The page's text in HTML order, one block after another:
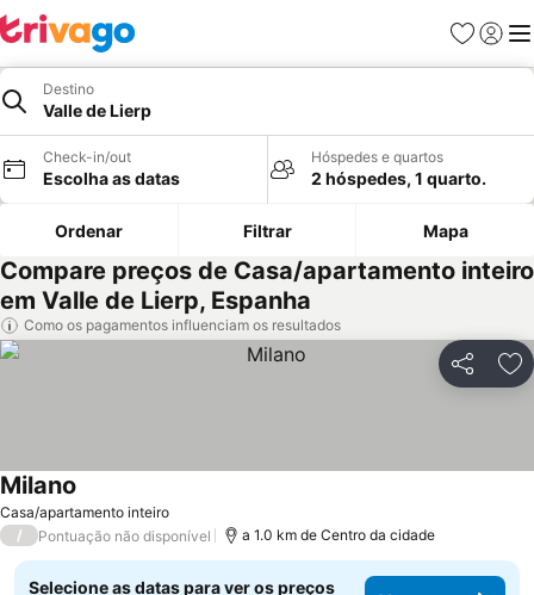
Favoritos
Iniciar
Destino
Valle de Lierp
Check-in/out
Escolha as datas
Hóspedes e quartos
2 hóspedes, 1 quarto.
Ordenar Filtrar Mapa
Compare preços de Casa/apartamento inteiro
em Valle de Lierp, Espanha
Como os pagamentos influenciam os resultados
Partilhar
Casa/apartamento inteiro
Milano
/ Pontuação não disponível a 1.0 km de Centro da cidade
Selecione as datas para ver os preços